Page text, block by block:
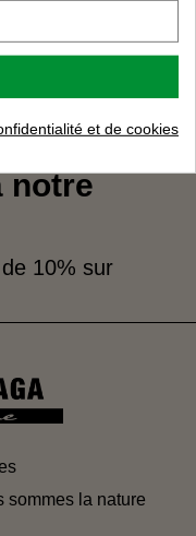
notre
10% sur
sommes la nature
et de cookies